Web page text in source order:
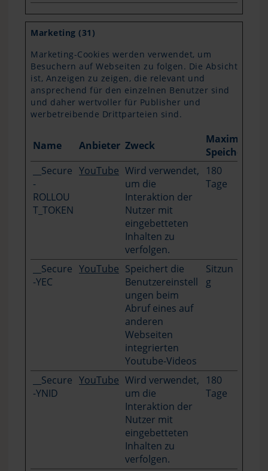
Marketing (31)
Marketing-Cookies werden verwendet, um
Besuchern auf Webseiten zu folgen. Die Absicht
ist, Anzeigen zu zeigen, die relevant und
ansprechend für den einzelnen Benutzer sind
und daher wertvoller für Publisher und
werbetreibende Drittparteien sind.
Name Anbieter Zweck
Maximale
__Secure
-
ROLLOU
T_TOKEN
YouTube Wird verwendet,
um die
Interaktion der
Nutzer mit
eingebetteten
Inhalten zu
verfolgen.
180
Tage
__Secure
-YEC
YouTube Speichert die
Benutzereinstell
ungen beim
Abruf eines auf
anderen
Webseiten
integrierten
Youtube-Videos
Sitzun
g
__Secure
-YNID
YouTube Wird verwendet,
um die
Interaktion der
Nutzer mit
eingebetteten
Inhalten zu
verfolgen.
180
Tage